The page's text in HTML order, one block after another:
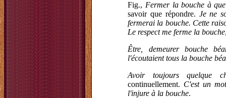
Fig., Fermer la bouche à
savoir que répondre. Je ne
fermerai la bouche. Cette
Le respect me ferme la bouche
Être, demeurer bouche
l'écoutaient tous la bouche
Avoir toujours quelque
continuellement. C'est un
l'injure à la bouche.